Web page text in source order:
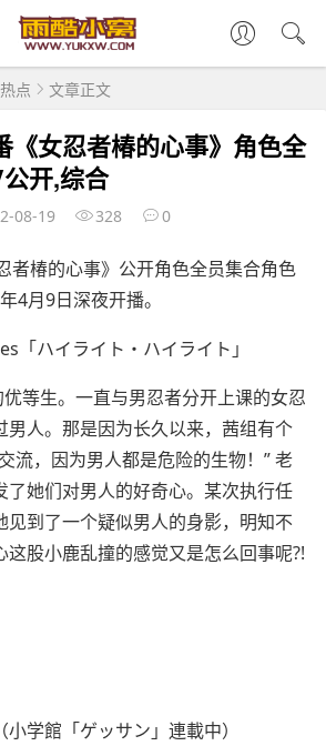
点 文章正文
《女忍者椿的心事》角色全
开,综合
08-19 328 0
者椿的心事》公开角色全员集合角色
4月9日深夜开播。
「ハイライト・ハイライト」
优等生。一直与男忍者分开上课的女忍
男人。那是因为长久以来，茜组有个
流，因为男人都是危险的生物！” 老
了她们对男人的好奇心。某次执行任
见到了一个疑似男人的身影，明知不
这股小鹿乱撞的感觉又是怎么回事呢?!
学館「ゲッサン」連載中）